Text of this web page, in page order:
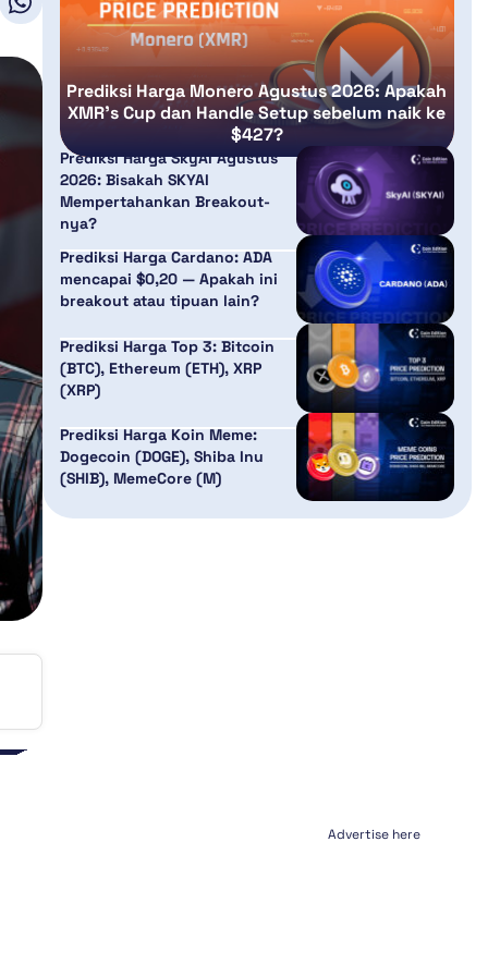
Prediksi Harga Monero Agustus 2026: Apakah
XMR’s Cup dan Handle Setup sebelum naik ke
$427?
Prediksi Harga SkyAI Agustus
2026: Bisakah SKYAI
Mempertahankan Breakout-
nya?
Prediksi Harga Cardano: ADA
mencapai $0,20 — Apakah ini
breakout atau tipuan lain?
Prediksi Harga Top 3: Bitcoin
(BTC), Ethereum (ETH), XRP
(XRP)
Prediksi Harga Koin Meme:
Dogecoin (DOGE), Shiba Inu
(SHIB), MemeCore (M)
Advertise here